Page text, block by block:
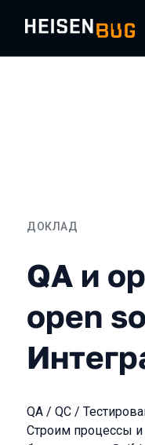
ДОКЛАД
QA и
QA и
open
QA / QC /
Строим процессы и